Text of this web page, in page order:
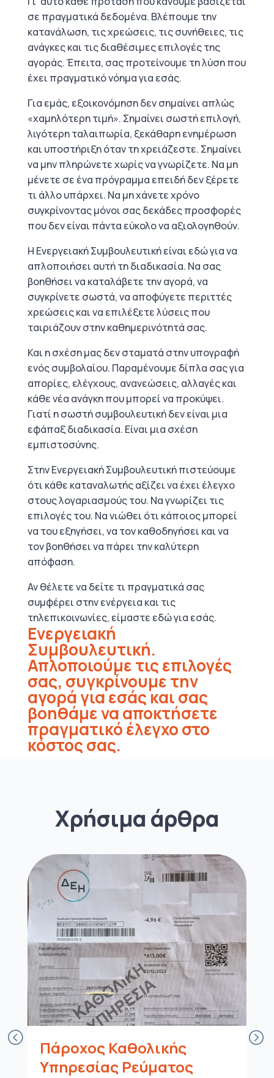
σε πραγματικά δεδομένα. Βλέπουμε την
κατανάλωση, τις χρεώσεις, τις συνήθειες, τις
ανάγκες και τις διαθέσιμες επιλογές της
αγοράς. Έπειτα, σας προτείνουμε τη λύση που
έχει πραγματικό νόημα για εσάς.
Για εμάς, εξοικονόμηση δεν σημαίνει απλώς
«χαμηλότερη τιμή». Σημαίνει σωστή επιλογή,
λιγότερη ταλαιπωρία, ξεκάθαρη ενημέρωση
και υποστήριξη όταν τη χρειάζεστε. Σημαίνει
να μην πληρώνετε χωρίς να γνωρίζετε. Να μη
μένετε σε ένα πρόγραμμα επειδή δεν ξέρετε
τι άλλο υπάρχει. Να μη χάνετε χρόνο
συγκρίνοντας μόνοι σας δεκάδες προσφορές
που δεν είναι πάντα εύκολο να αξιολογηθούν.
Η Ενεργειακή Συμβουλευτική είναι εδώ για να
απλοποιήσει αυτή τη διαδικασία. Να σας
βοηθήσει να καταλάβετε την αγορά, να
συγκρίνετε σωστά, να αποφύγετε περιττές
χρεώσεις και να επιλέξετε λύσεις που
ταιριάζουν στην καθημερινότητά σας.
Και η σχέση μας δεν σταματά στην υπογραφή
ενός συμβολαίου. Παραμένουμε δίπλα σας για
απορίες, ελέγχους, ανανεώσεις, αλλαγές και
κάθε νέα ανάγκη που μπορεί να προκύψει.
Γιατί η σωστή συμβουλευτική δεν είναι μια
εφάπαξ διαδικασία. Είναι μια σχέση
εμπιστοσύνης.
Στην Ενεργειακή Συμβουλευτική πιστεύουμε
ότι κάθε καταναλωτής αξίζει να έχει έλεγχο
στους λογαριασμούς του. Να γνωρίζει τις
επιλογές του. Να νιώθει ότι κάποιος μπορεί
να του εξηγήσει, να τον καθοδηγήσει και να
τον βοηθήσει να πάρει την καλύτερη
απόφαση.
Αν θέλετε να δείτε τι πραγματικά σας
συμφέρει στην ενέργεια και τις
τηλεπικοινωνίες, είμαστε εδώ για εσάς.
Ενεργειακή
Συμβουλευτική.
Απλοποιούμε τις επιλογές
σας, συγκρίνουμε την
αγορά για εσάς και σας
βοηθάμε να αποκτήσετε
πραγματικό έλεγχο στο
κόστος σας.
Χρήσιμα άρθρα
Πάροχος Καθολικής
Υπηρεσίας Ρεύματος